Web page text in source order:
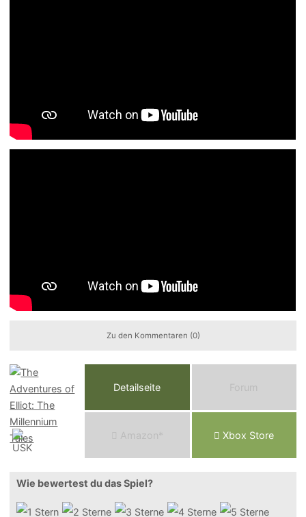
Zu den Kommentaren (0)
Detailseite Forum
Ama o n* Xbox Store
Wie bewertest du das Spiel?